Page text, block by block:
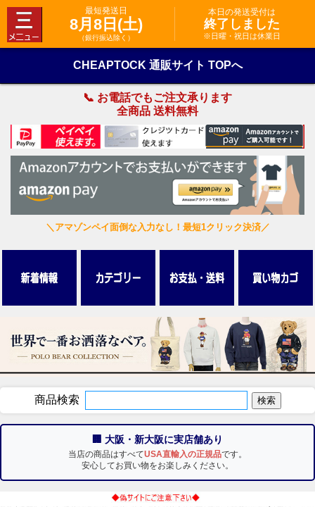
最短発送日
8月8日(土)
（銀行振込除く）
本日の発送受付は
終了しました
※日曜・祝日は休業日
CHEAPTOCK 通販サイト TOPへ
📞 お電話でもご注文承ります
全商品 送料無料
＼アマゾンペイ面倒な入力なし！最短1クリック決済／
商品検索
🏢 大阪・新大阪に実店舗あり
当店の商品はすべてUSA直輸入の正規品です。
安心してお買い物をお楽しみください。